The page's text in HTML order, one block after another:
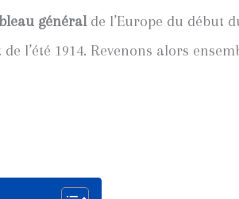
généralde l’Europe du début
l’été 1914. Revenons alors